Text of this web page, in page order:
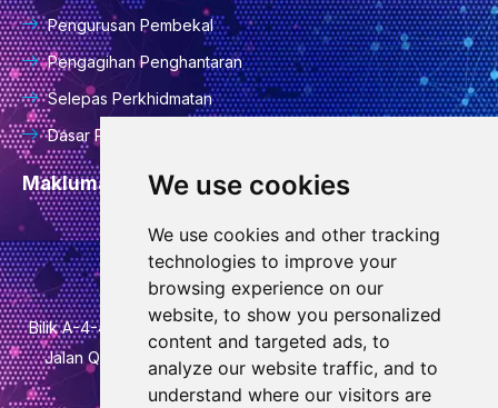
We use cookies
We use cookies and other tracking
technologies to improve your
browsing experience on our
website, to show you personalized
content and targeted ads, to
analyze our website traffic, and to
understand where our visitors are
Pengurusan Pembekal
Pengagihan Penghantaran
Selepas Perkhidmatan
Dasar Privasi
Maklumat Hubungan
info@goodcansourcing.com
Bilik A-4-420, Tingkat 4, Bangunan 1, No. 778, Jalan Jinfan,
Jalan Qiubin, Daerah Wucheng, Bandar Jinhua, Wilayah
Zhejiang